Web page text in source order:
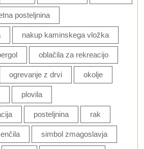
posteljnina
nakup kaminskega vložka
oblačila za rekreacijo
ogrevanje z drvi okolje
plovila
posteljnina rak
simbol zmagoslavja